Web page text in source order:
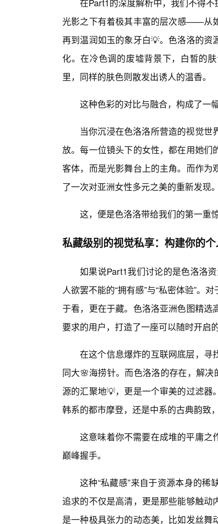
光影之下有着极其丰富的层次感——从
再到温润如玉的象牙白💡。色洛洛的
化。在冷色调的废墟背景下，白皙的
里，同样的肤色则散发出诱人的温香。
这种色彩的对比与融合，构成了一
当你沉浸在色洛洛所营造的视觉
放。每一位镜头下的女性，都在用她
客体，而是光影舞台上的主角。而作
了一次对亚洲女性多元之美的重新发现
这，便是色洛洛带给我们的第一重
私藏级别的视觉私享：构建你的
如果说Part1我们讨论的是色洛洛
人欲罢不能的“拥有感”与“私密体验”。
于看，更在于藏。色洛洛亚洲色图精
要求的用户，打造了一座可以随时开启
在这个信息爆炸的互联网底层，寻
同大🌸海捞针。而色洛洛的存在，解
源的汇聚地💡，更是一个审美的过滤
韩系的都市摩登，还是中系的古典韵致
这意味着你不需要在成堆的平庸之
巅峰握手。
这种“私藏感”来自于资源本身的
追求的不仅是高清，更是那些能够触
是一种极具张力的动态美，比如发丝